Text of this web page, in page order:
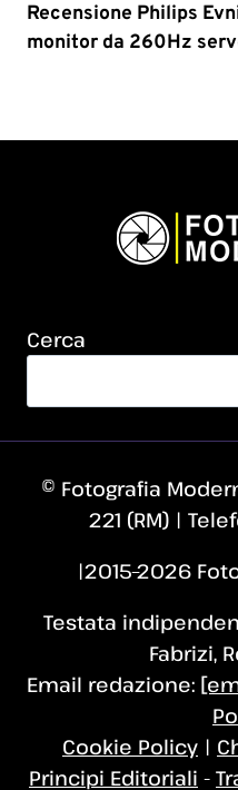
Recensione Philips
monitor da 260Hz
Cerca
© Fotografia
221 (RM) |
|2015–2026
Testata
Fabrizi,
Email redazione:
Cookie Policy |
Principi Editoriali -